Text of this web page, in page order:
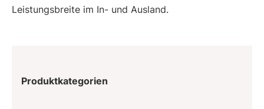
Leistungsbreite im In- und Ausland.
Produktkategorien